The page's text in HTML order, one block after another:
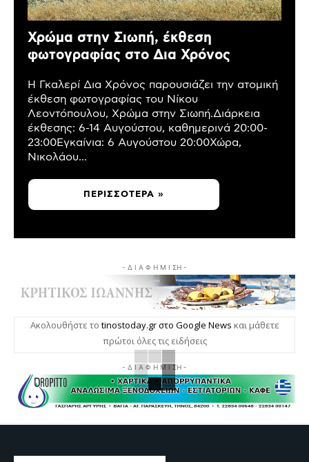
Χρώμα στην Σιωπή, έκθεση
φωτογραφίας στο Δια Χρόνος
Η Γκαλερί Δια Χρόνος παρουσιάζει την ατομική
έκθεση φωτογραφίας του Νίκου
Λεοντόπουλου, Χρώμα στην Σιωπή.Διάρκεια
έκθεσης: 6-14 Αυγούστου, καθημερινά 20:00-
23:00Εγκαίνια: 6 Αυγούστου 20:00Χώρα,
Νικολάου...
ΠΕΡΙΣΣΌΤΕΡΑ »
- Δ Ι Α Φ Η Μ Ι ΣΗ -
Ακολουθήστε το tinostoday.gr στο Google News και μάθετε
πρώτοι όλες τις ειδήσεις
- Δ Ι Α Φ Η Μ Ι ΣΗ -